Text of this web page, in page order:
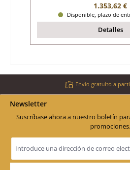
Precio
1.353,62 €
Disponible, plazo de
Detalles
Envío gratuito a
Newsletter
Suscríbase ahora a nuestro boletín
promociones.
Dirección
de
electrónico